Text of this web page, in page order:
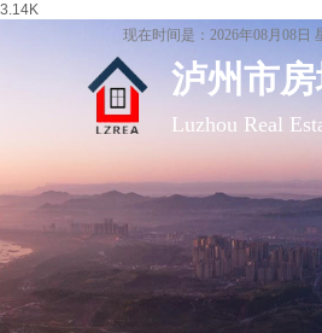
3.14K
现在时间是：2026年08月08日
泸州市
Luzhou Real